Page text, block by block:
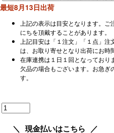
最短8月13日出荷
上記の表示は目安となります。
にちを頂戴することがあります。
上記目安は「１注文」「１点」
は、お取り寄せとなり出荷にお時
在庫連携は１日１回となっており
欠品の場合もございます。お急ぎ
す。
現金払いはこちら